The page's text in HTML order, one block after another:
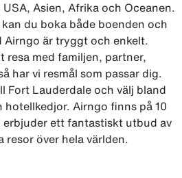
Asien, Afrika och Oceanen.
du boka både boenden och
är tryggt och enkelt.
resa med familjen, partner,
har vi resmål som passar dig.
Fort Lauderdale och välj bland
Airngo finns på 10
erbjuder ett fantastiskt utbud av
över hela världen.